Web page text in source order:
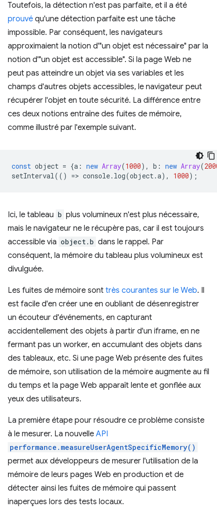
Toutefois, la détection n'est pas parfaite, et il a été
prouvé qu'une détection parfaite est une tâche
impossible. Par conséquent, les navigateurs
approximaient la notion d'"un objet est nécessaire" par la
notion d'"un objet est accessible". Si la page Web ne
peut pas atteindre un objet via ses variables et les
champs d'autres objets accessibles, le navigateur peut
récupérer l'objet en toute sécurité. La différence entre
ces deux notions entraîne des fuites de mémoire,
comme illustré par l'exemple suivant.
const object = {a : new Array(1000), b : new Array(
setInterval(() => console. log(object.a), 1000);
Ici, le tableau b plus volumineux n'est plus nécessaire,
mais le navigateur ne le récupère pas, car il est toujours
accessible via object.b dans le rappel. Par
conséquent, la mémoire du tableau plus volumineux est
divulguée.
Les fuites de mémoire sont très courantes sur le Web. Il
est facile d'en créer une en oubliant de désenregistrer
un écouteur d'événements, en capturant
accidentellement des objets à partir d'un iframe, en ne
fermant pas un worker, en accumulant des objets dans
des tableaux, etc. Si une page Web présente des fuites
de mémoire, son utilisation de la mémoire augmente au fil
du temps et la page Web apparaît lente et gonflée aux
yeux des utilisateurs.
La première étape pour résoudre ce problème consiste
à le mesurer. La nouvelle API
performance.measureUserAgentSpecificMemory()
permet aux développeurs de mesurer l'utilisation de la
mémoire de leurs pages Web en production et de
détecter ainsi les fuites de mémoire qui passent
inaperçues lors des tests locaux.